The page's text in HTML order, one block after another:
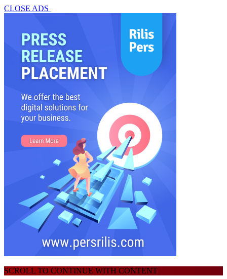
CLOSE ADS
SCROLL TO CONTINUE WITH CONTENT